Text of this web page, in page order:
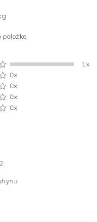
1x
0x
0x
0x
0x